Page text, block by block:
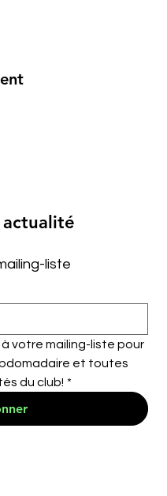
liste
votre mailing-liste pour
et toutes
du club! *